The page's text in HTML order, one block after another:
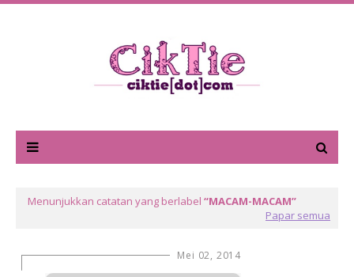
Menunjukkan catatan yang berlabel
MACAM-MACAM
Papar semua
Mei 02, 2014